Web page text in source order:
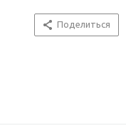
Поделиться